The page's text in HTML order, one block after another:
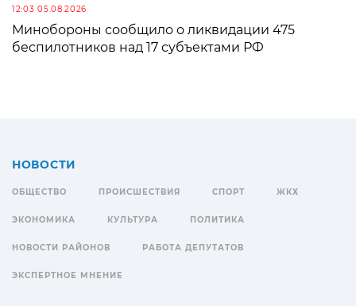
12:03 05.08.2026
Минобороны сообщило о ликвидации 475
беспилотников над 17 субъектами РФ
НОВОСТИ
ОБЩЕСТВО ПРОИСШЕСТВИЯ СПОРТ ЖКХ
ЭКОНОМИКА КУЛЬТУРА ПОЛИТИКА
НОВОСТИ РАЙОНОВ РАБОТА ДЕПУТАТОВ
ЭКСПЕРТНОЕ МНЕНИЕ